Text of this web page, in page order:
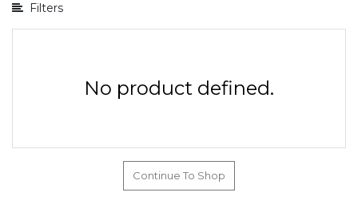
Filters
No product defined.
Continue To Shop